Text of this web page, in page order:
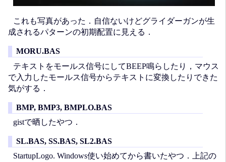
これも写真があった．自信ないけどグライダーガンが生
成されるパターンの初期配置に見える．
MORU.BAS
テキストをモールス信号にしてBEEP鳴らしたり，マウス
で入力したモールス信号からテキストに変換したりできた
気がする．
BMP, BMP3, BMPLO.BAS
gistで晒したやつ．
SL.BAS, SS.BAS, SL2.BAS
StartupLogo. Windows使い始めてから書いたやつ．上記の